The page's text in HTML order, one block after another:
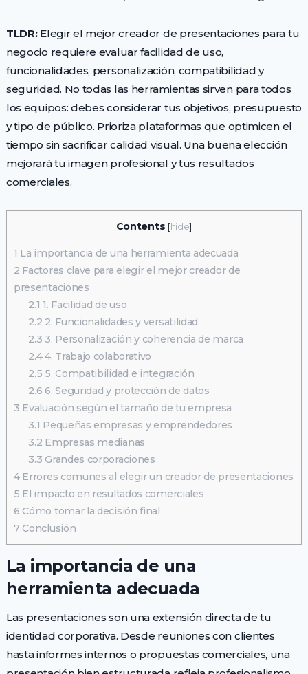
TLDR:Elegir el mejor creador de presentaciones para tu
negocio requiere evaluar facilidad de uso,
funcionalidades, personalización, compatibilidad y
seguridad. No todas las herramientas sirven para todos
los equipos: debes considerar tus objetivos, presupuesto
y tipo de público. Prioriza plataformas que optimicen el
tiempo sin sacrificar calidad visual. Una buena elección
mejorará tu imagen profesional y tus resultados
comerciales.
Contents [hide]
1 La importancia de una herramienta adecuada
2 Factores clave para elegir el mejor creador de
presentaciones
2.1 1. Facilidad de uso
2.2 2. Funcionalidades y versatilidad
2.3 3. Personalización y coherencia de marca
2.44. Trabajo colaborativo
2.5 5. Compatibilidad e integración
2.6 6. Seguridad y protección de datos
3 Evaluación según el tamaño de tu empresa
3.1 Pequeñas empresas y emprendedores
3.2 Empresas medianas
3.3 Grandes corporaciones
4Errores comunes al elegir un creador de presentaciones
5 El impacto en resultados comerciales
6 Cómo tomar la decisión final
7 Conclusión
La importancia de una
herramienta adecuada
Las presentaciones son una extensión directa de tu
identidad corporativa. Desde reuniones con clientes
hasta informes internos o propuestas comerciales, una